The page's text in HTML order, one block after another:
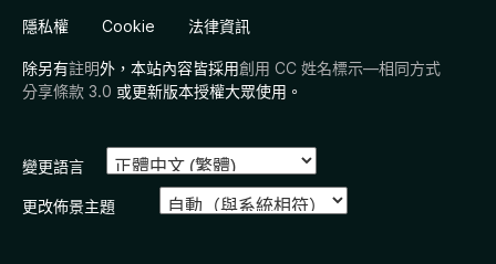
隱私權 Cookie 法律資訊
除另有註明外，本站內容皆採用創用 CC 姓名標示—相同方式
分享條款 3.0 或更新版本授權大眾使用。
變更語言
更改佈景主題